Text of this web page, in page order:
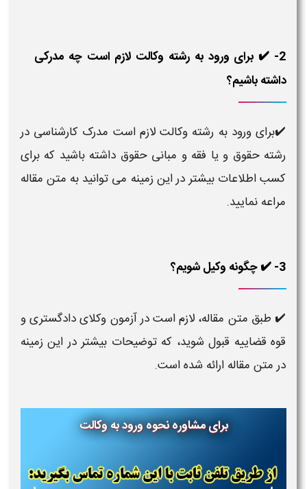
2- ✔️ برای ورود به رشته وکالت لازم است چه مدرکی
داشته باشیم؟
✔️برای ورود به رشته وکالت لازم است مدرک کارشناسی در
رشته حقوق و یا فقه و مبانی حقوق داشته باشید که برای
کسب اطلاعات بیشتر در این زمینه می توانید به متن مقاله
مراعه نمایید.
3- ✔️ چگونه وکیل شویم؟
✔️ طبق متن مقاله، لازم است در آزمون وکلای دادگستری و
قوه قضاییه قبول شوید، که توضیحات بیشتر در این زمینه
در متن مقاله ارائه شده است.
برای مشاوره نحوه ورود به وکالت